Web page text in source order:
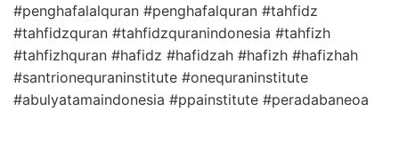
#penghafalalquran #penghafalquran #tahfidz
#tahfidzquran #tahfidzquranindonesia #tahfizh
#tahfizhquran #hafidz #hafidzah #hafizh #hafizhah
#santrionequraninstitute #onequraninstitute
#abulyatamaindonesia #ppainstitute #peradabaneoa